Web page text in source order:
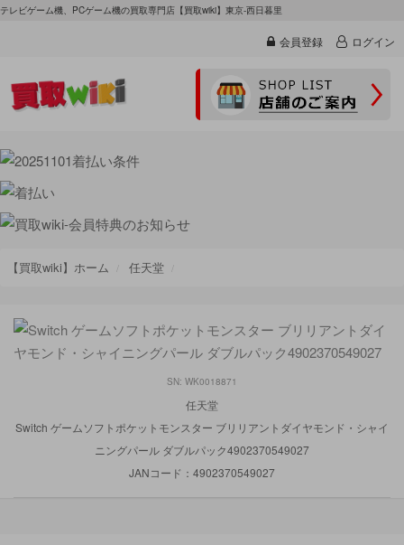
テレビゲーム機、PCゲーム機の買取専門店【買取wiki】東京-西日暮里
会員登録 ログイン
【買取wiki】ホーム 任天堂
SN: WK0018871
任天堂
Switch ゲームソフトポケットモンスター ブリリアントダイヤモンド・シャイ
ニングパール ダブルパック4902370549027
JANコード：4902370549027